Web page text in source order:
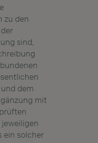
zu den
sind,
dem
mit
ein solcher